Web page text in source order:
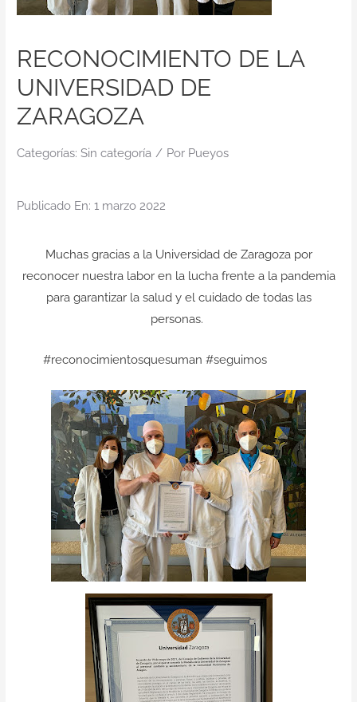
Contacto
RECONOCIMIENTO DE LA
UNIVERSIDAD DE
ZARAGOZA
Categorías: Sin categoría / Por Pueyos
Publicado En: 1 marzo 2022
Muchas gracias a la Universidad de Zaragoza por
reconocer nuestra labor en la lucha frente a la pandemia
para garantizar la salud y el cuidado de todas las
personas.
#reconocimientosquesuman #seguimos